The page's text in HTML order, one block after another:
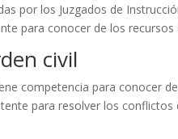
por los Juzgados de
para conocer de los
civil
competencia para conocer
para resolver los